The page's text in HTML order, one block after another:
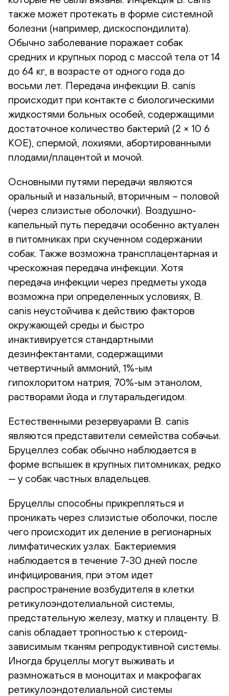
также может протекать в форме системной
болезни (например, дискоспондилита).
Обычно заболевание поражает собак
средних и крупных пород с массой тела от 14
до 64 кг, в возрасте от одного года до
восьми лет. Передача инфекции B. canis
происходит при контакте с биологическими
жидкостями больных особей, содержащими
достаточное количество бактерий (2 × 10 6
КОЕ), спермой, лохиями, абортированными
плодами/плацентой и мочой.
Основными путями передачи являются
оральный и назальный, вторичным – половой
(через слизистые оболочки). Воздушно-
капельный путь передачи особенно актуален
в питомниках при скученном содержании
собак. Также возможна трансплацентарная и
чрескожная передача инфекции. Хотя
передача инфекции через предметы ухода
возможна при определенных условиях, B.
canis неустойчива к действию факторов
окружающей среды и быстро
инактивируется стандартными
дезинфектантами, содержащими
четвертичный аммоний, 1%-ым
гипохлоритом натрия, 70%-ым этанолом,
растворами йода и глутаральдегидом.
Естественными резервуарами B. canis
являются представители семейства собачьи.
Бруцеллез собак обычно наблюдается в
форме вспышек в крупных питомниках, редко
— у собак частных владельцев.
Бруцеллы способны прикрепляться и
проникать через слизистые оболочки, после
чего происходит их деление в регионарных
лимфатических узлах. Бактериемия
наблюдается в течение 7-30 дней после
инфицирования, при этом идет
распространение возбудителя в клетки
ретикулоэндотелиальной системы,
предстательную железу, матку и плаценту. B.
canis обладает тропностью к стероид-
зависимым тканям репродуктивной системы.
Иногда бруцеллы могут выживать и
размножаться в моноцитах и макрофагах
ретикулоэндотелиальной системы